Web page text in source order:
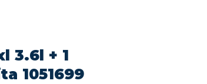
3.6l + 1
1051699